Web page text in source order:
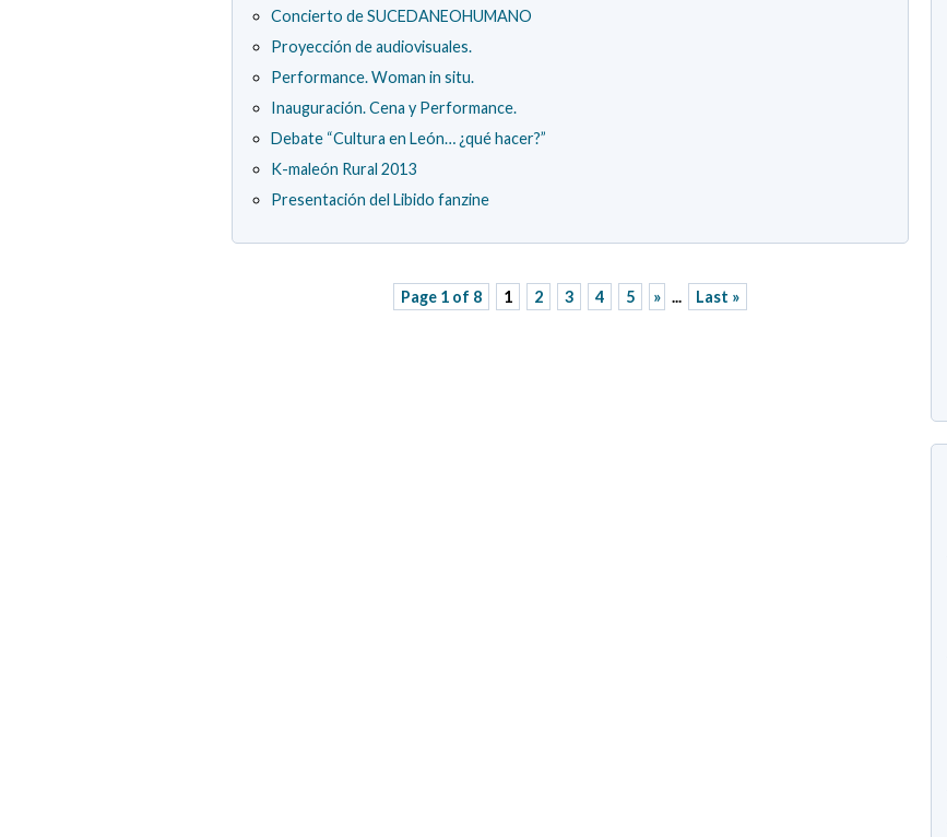
Concierto de SUCEDANEOHUMANO
Proyección de audiovisuales.
Performance. Woman in situ.
Inauguración. Cena y Performance.
Debate “Cultura en León… ¿qué hacer?”
K-maleón Rural 2013
Presentación del Libido fanzine
Page 1 of 8 1 2 3 4 5 » ... Last »